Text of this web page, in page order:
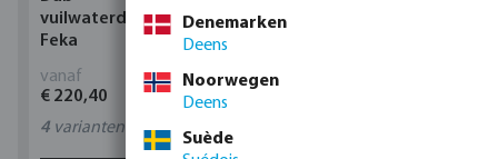
vuilwaterdompelpomp,
Feka
vanaf
€ 220,40
4 varianten
messing 25 bar
vanaf
Denemarken
Deens
Noorwegen
Deens
Suède